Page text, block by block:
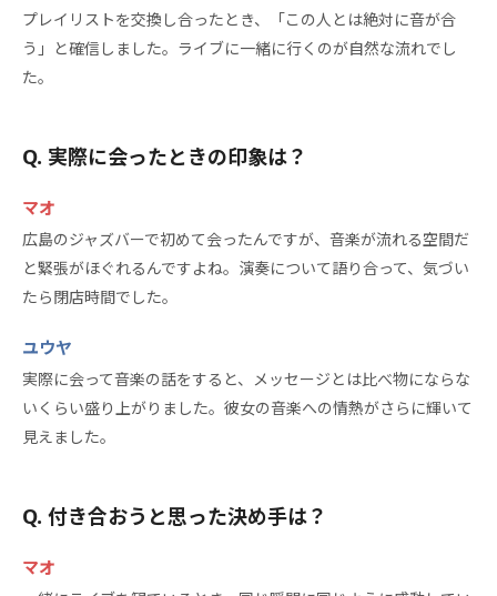
プレイリストを交換し合ったとき、「この人とは絶対に音が合
う」と確信しました。ライブに一緒に行くのが自然な流れでし
た。
実際に会ったときの印象は？
マオ
広島のジャズバーで初めて会ったんですが、音楽が流れる空間だ
と緊張がほぐれるんですよね。演奏について語り合って、気づい
たら閉店時間でした。
ユウヤ
実際に会って音楽の話をすると、メッセージとは比べ物にならな
いくらい盛り上がりました。彼女の音楽への情熱がさらに輝いて
見えました。
付き合おうと思った決め手は？
マオ